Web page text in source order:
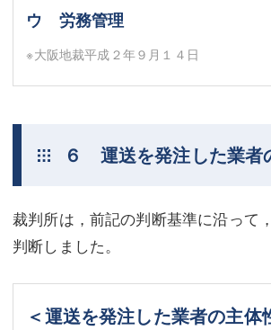
ウ 労務管理
※大阪地裁平成２年９月１４日
６ 運送を発注した業者
裁判所は，前記の判断基準に沿って
判断しました。
＜運送を発注した業者の主体